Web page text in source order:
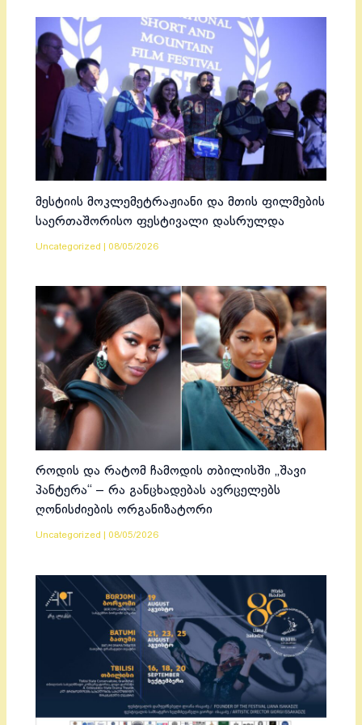
მესტიის მოკლემეტრაჟიანი და მთის ფილმების
საერთაშორისო ფესტივალი დასრულდა
Uncategorized 08/05/2026
როდის და რატომ ჩამოდის თბილისში „შავი
პანტერა“ – რა განცხადებას ავრცელებს
ღონისძიების ორგანიზატორი
Uncategorized 08/05/2026